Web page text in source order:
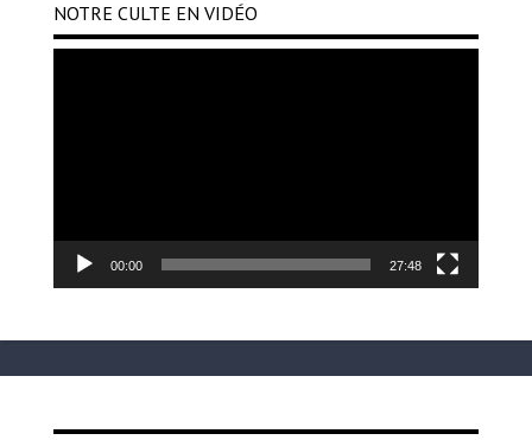
NOTRE CULTE EN VIDÉO
Lecteur
00:00 27:48